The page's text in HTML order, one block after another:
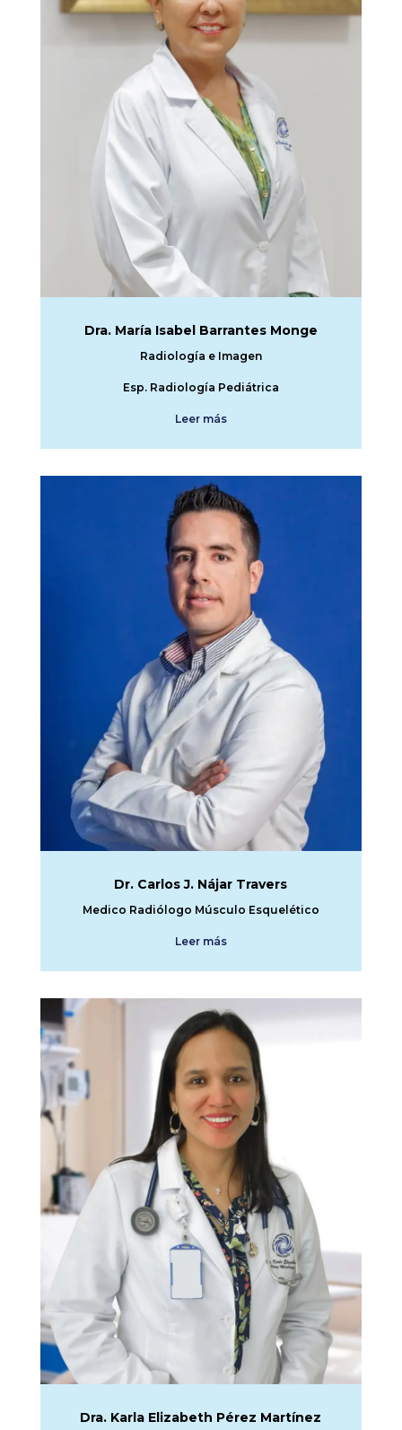
Dra. María Isabel Barrantes Monge
Radiología e Imagen
Esp. Radiología Pediátrica
Leer más
Dr. Carlos J. Nájar Travers
Medico Radiólogo Músculo Esquelético
Leer más
Dra. Karla Elizabeth Pérez Martínez